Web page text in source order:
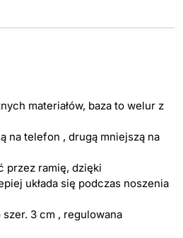
materiałów, baza to welur z
na telefon , drugą mniejszą na
przez ramię, dzięki
układa się podczas noszenia
3 cm , regulowana